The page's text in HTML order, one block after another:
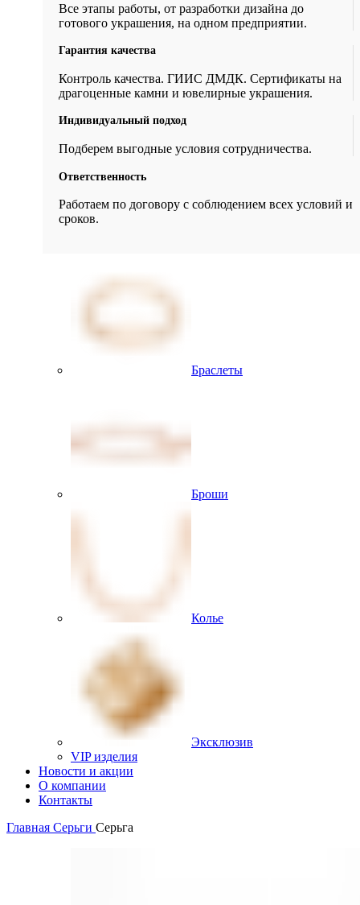
Все этапы работы, от разработки дизайна до
готового украшения, на одном предприятии.
Гарантия качества
Контроль качества. ГИИС ДМДК. Сертификаты на
драгоценные камни и ювелирные украшения.
Индивидуальный подход
Подберем выгодные условия сотрудничества.
Ответственность
Работаем по договору с соблюдением всех условий и
сроков.
Браслеты
Броши
Колье
Эксклюзив
VIP изделия
Новости и акции
О компании
Контакты
Главная Серьги Серьга